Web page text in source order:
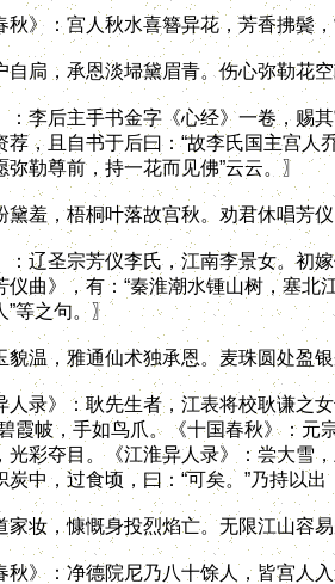
：宫人秋水喜簪异花，芳香拂鬓，
，承恩淡埽黛眉青。伤心弥勒花空
后主手书金字《心经》一卷，赐其
荐，且自书于后曰：“故李氏国主宫
勒尊前，持一花而见佛”云云。〗
，梧桐叶落故宫秋。劝君休唱芳仪
圣宗芳仪李氏，江南李景女。初嫁
仪曲》，有：“秦淮潮水锺山树，塞
等之句。〗
，雅通仙术独承恩。麦珠圆处盈银
》：耿先生者，江表将校耿谦之女
霞帔，手如鸟爪。《十国春秋》：元
光彩夺目。《江淮异人录》：尝大雪
炭中，过食顷，曰：“可矣。”乃持以
，慷慨身投烈焰亡。无限江山容易
：净德院尼乃八十馀人，皆宫人入